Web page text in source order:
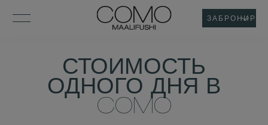
СТОИМОСТЬ
ОДНОГО ДНЯ В
COMO